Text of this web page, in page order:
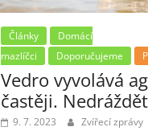
Články
Domácí
mazlíčci
Doporučujeme
Vedro vyvolává
častěji.
9. 7. 2023 Zvířecí zprávy